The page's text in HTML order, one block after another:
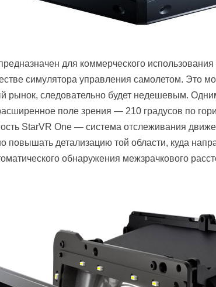
для коммерческого
симулятора управления самолетом. Это
рынок, следовательно будет недешевым.
поле зрения — 210 градусов по
StarVR One — система отслеживания
повышать детализацию той области, куда
обнаружения межзрачкового